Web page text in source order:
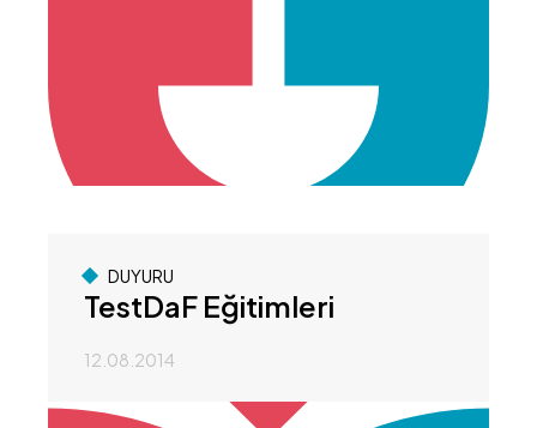
DUYURU
TestDaF Eğitimleri
12.08.2014